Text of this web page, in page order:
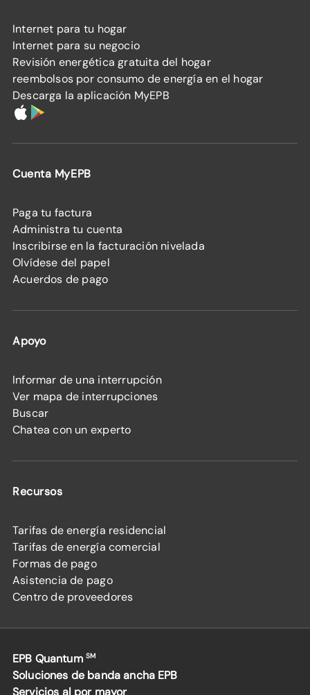
Internet para tu hogar
Internet para su negocio
Revisión energética gratuita del hogar
reembolsos por consumo de energía en el hogar
Descarga la aplicación MyEPB
Cuenta MyEPB
Paga tu factura
Administra tu cuenta
Inscribirse en la facturación nivelada
Olvídese del papel
Acuerdos de pago
Apoyo
Informar de una interrupción
Ver mapa de interrupciones
Buscar
Chatea con un experto
Recursos
Tarifas de energía residencial
Tarifas de energía comercial
Formas de pago
Asistencia de pago
Centro de proveedores
EPB Quantum SM
Soluciones de banda ancha EPB
Servicios al por mayor